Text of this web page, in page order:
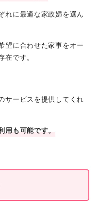
れに最適な家政婦を選ん
望に合わせた家事をオー
在です。
サービスを提供してくれ
用も可能です。